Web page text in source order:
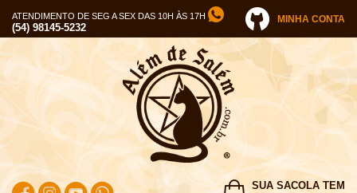
ATENDIMENTO DE SEG A SEX DAS 10H ÀS 17H
(54) 98145-5232
MINHA CONTA
SUA SACOLA TEM